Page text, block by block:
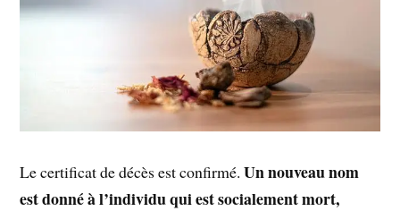
Le certificat de décès est confirmé.Un nouveau nom
est donné à l’individu qui est socialement mort,